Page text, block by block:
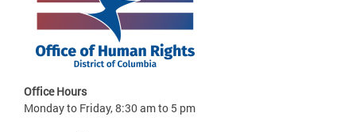
Office Hours
Monday to Friday, 8:30 am to 5 pm